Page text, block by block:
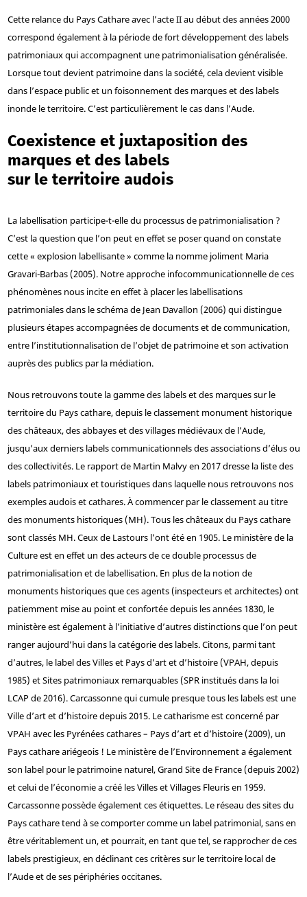
Cette relance du Pays Cathare avec l’acte II au début des années 2000
correspond également à la période de fort développement des labels
patrimoniaux qui accompagnent une patrimonialisation généralisée.
Lorsque tout devient patrimoine dans la société, cela devient visible
dans l’espace public et un foisonnement des marques et des labels
inonde le territoire. C’est particulièrement le cas dans l’Aude.
Coexistence et juxtaposition des
marques et des labels
sur le territoire audois
La labellisation participe-t-elle du processus de patrimonialisation ?
C’est la question que l’on peut en effet se poser quand on constate
cette « explosion labellisante » comme la nomme joliment Maria
Gravari-Barbas (2005). Notre approche infocommunicationnelle de ces
phénomènes nous incite en effet à placer les labellisations
patrimoniales dans le schéma de Jean Davallon (2006) qui distingue
plusieurs étapes accompagnées de documents et de communication,
entre l’institutionnalisation de l’objet de patrimoine et son activation
auprès des publics par la médiation.
Nous retrouvons toute la gamme des labels et des marques sur le
territoire du Pays cathare, depuis le classement monument historique
des châteaux, des abbayes et des villages médiévaux de l’Aude,
jusqu’aux derniers labels communicationnels des associations d’élus ou
des collectivités. Le rapport de Martin Malvy en 2017 dresse la liste des
labels patrimoniaux et touristiques dans laquelle nous retrouvons nos
exemples audois et cathares. À commencer par le classement au titre
des monuments historiques (MH). Tous les châteaux du Pays cathare
sont classés MH. Ceux de Lastours l’ont été en 1905. Le ministère de la
Culture est en effet un des acteurs de ce double processus de
patrimonialisation et de labellisation. En plus de la notion de
monuments historiques que ces agents (inspecteurs et architectes) ont
patiemment mise au point et confortée depuis les années 1830, le
ministère est également à l’initiative d’autres distinctions que l’on peut
ranger aujourd’hui dans la catégorie des labels. Citons, parmi tant
d’autres, le label des Villes et Pays d’art et d’histoire (VPAH, depuis
1985) et Sites patrimoniaux remarquables (SPR institués dans la loi
LCAP de 2016). Carcassonne qui cumule presque tous les labels est une
Ville d’art et d’histoire depuis 2015. Le catharisme est concerné par
VPAH avec les Pyrénées cathares – Pays d’art et d’histoire (2009), un
Pays cathare ariégeois ! Le ministère de l’Environnement a également
son label pour le patrimoine naturel, Grand Site de France (depuis 2002)
et celui de l’économie a créé les Villes et Villages Fleuris en 1959.
Carcassonne possède également ces étiquettes. Le réseau des sites du
Pays cathare tend à se comporter comme un label patrimonial, sans en
être véritablement un, et pourrait, en tant que tel, se rapprocher de ces
labels prestigieux, en déclinant ces critères sur le territoire local de
l’Aude et de ses périphéries occitanes.